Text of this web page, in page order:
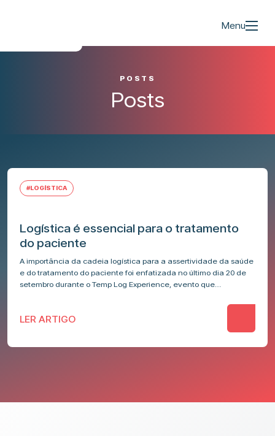
Menu
POSTS
Posts
#LOGÍSTICA
Logística é essencial para o tratamento
do paciente
A importância da cadeia logística para a assertividade da saúde
e do tratamento do paciente foi enfatizada no último dia 20 de
setembro durante o Temp Log Experience, evento que…
LER ARTIGO